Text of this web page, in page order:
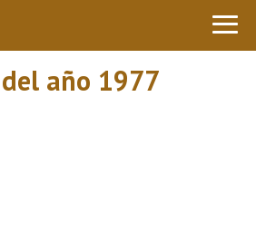
año 1977